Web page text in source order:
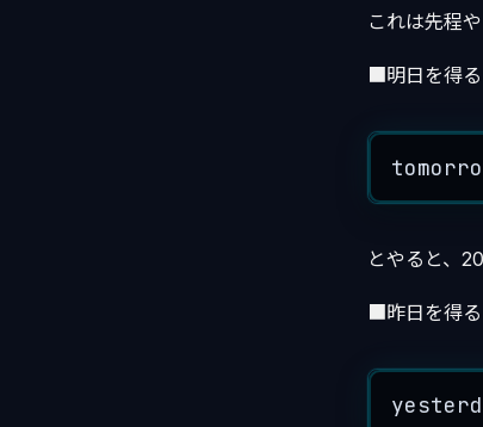
これは先程
■明日を得る
とやると、
■昨日を得る